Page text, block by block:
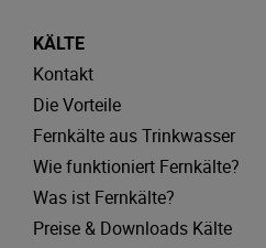
KÄLTE
Kontakt
Die Vorteile
Fernkälte aus Trinkwasser
Wie funktioniert Fernkälte?
Was ist Fernkälte?
Preise & Downloads Kälte